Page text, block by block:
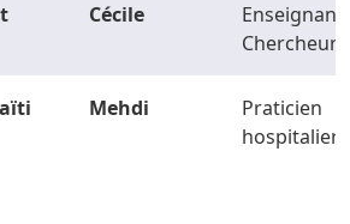
Cécile
Enseignant-
Chercheur
Mehdi
Praticien
hospitalier